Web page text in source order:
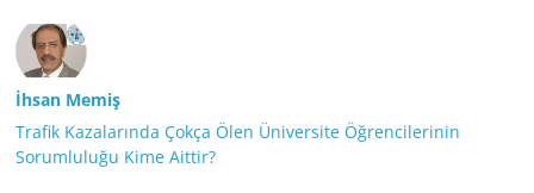
İhsan Memiş
Trafik Kazalarında Çokça Ölen Üniversite Öğrencilerinin
Sorumluluğu Kime Aittir?